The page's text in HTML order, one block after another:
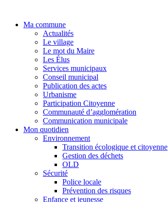
contenuMa commune
Actualités
Le village
Le mot du Maire
Les Élus
Services municipaux
Conseil municipal
Publication des actes
Urbanisme
Participation Citoyenne
Communauté d’agglomération
Communication municipale
Mon quotidien
Environnement
Transition écologique et citoyenne
Gestion des déchets
OLD
Sécurité
Police locale
Prévention des risques
Enfance et jeunesse